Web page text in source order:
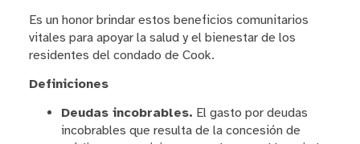
Es un honor brindar estos beneficios comunitarios
vitales para apoyar la salud y el bienestar de los
residentes del condado de Cook.
Definiciones
Deudas incobrables. El gasto por deudas
incobrables que resulta de la concesión de